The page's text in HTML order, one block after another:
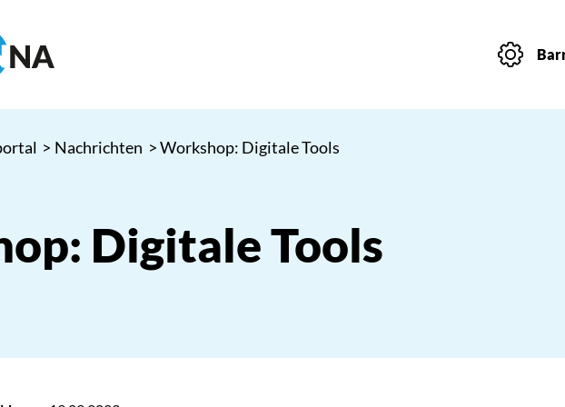
> Nachrichten > Workshop: Digitale Tools
Digitale Tools